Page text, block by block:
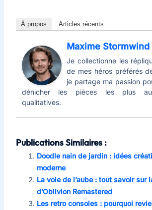
À propos Articles récents
Maxime Stormwind
Je collectionne les
de mes héros préférés
je partage ma passion
dénicher les pièces les plus
qualitatives.
Publications Similaires :
Doodle nain de jardin : idées
moderne
La voie de l’aube : tout savoir sur
d’Oblivion Remastered
Les retro consoles : pourquoi